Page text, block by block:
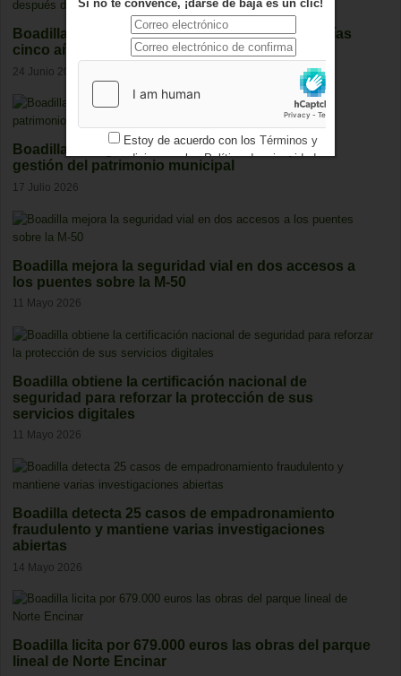
Boadilla reclama conocer el estudio del Cercanías
cinco años después de su encargo
24 Junio 2026
Boadilla ha ingresado casi 64,5 millones por la
gestión del patrimonio municipal
17 Julio 2026
Boadilla mejora la seguridad vial en dos accesos a
los puentes sobre la M-50
11 Mayo 2026
Boadilla obtiene la certificación nacional de
seguridad para reforzar la protección de sus
servicios digitales
11 Mayo 2026
Boadilla detecta 25 casos de empadronamiento
fraudulento y mantiene varias investigaciones
abiertas
14 Mayo 2026
Boadilla licita por 679.000 euros las obras del parque
lineal de Norte Encinar
Si no te convence, ¡darse de baja es un clic!
Estoy de acuerdo con los Términos y
condicionesy losPolítica de privacidad